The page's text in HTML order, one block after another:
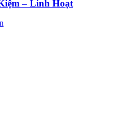
– Linh Hoạt